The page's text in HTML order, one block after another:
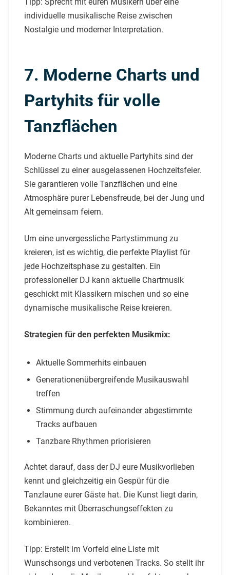
individuelle musikalische Reise zwischen
Nostalgie und moderner Interpretation.
7. Moderne Charts und
Partyhits für volle
Tanzflächen
Moderne Charts und aktuelle Partyhits sind der
Schlüssel zu einer ausgelassenen Hochzeitsfeier.
Sie garantieren volle Tanzflächen und eine
Atmosphäre purer Lebensfreude, bei der Jung und
Alt gemeinsam feiern.
Um eine unvergessliche Partystimmung zu
kreieren, ist es wichtig, die perfekte Playlist für
jede Hochzeitsphase zu gestalten. Ein
professioneller DJ kann aktuelle Chartmusik
geschickt mit Klassikern mischen und so eine
dynamische musikalische Reise kreieren.
Strategien für den perfekten Musikmix:
Aktuelle Sommerhits einbauen
Generationenübergreifende Musikauswahl
treffen
Stimmung durch aufeinander abgestimmte
Tracks aufbauen
Tanzbare Rhythmen priorisieren
Achtet darauf, dass der DJ eure Musikvorlieben
kennt und gleichzeitig ein Gespür für die
Tanzlaune eurer Gäste hat. Die Kunst liegt darin,
Bekanntes mit Überraschungseffekten zu
kombinieren.
Tipp: Erstellt im Vorfeld eine Liste mit
Wunschsongs und verbotenen Tracks. So stellt ihr